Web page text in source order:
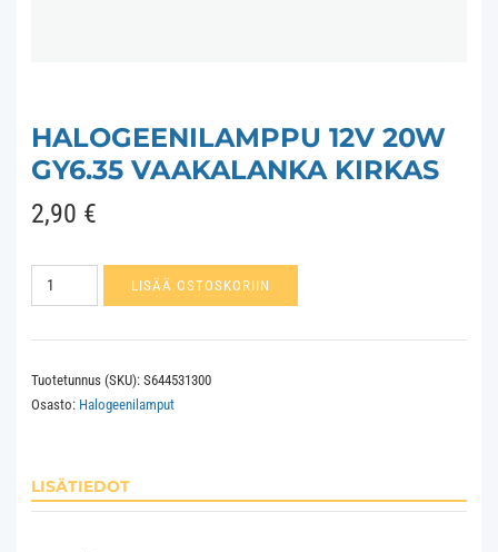
HALOGEENILAMPPU 12V 20W
GY6.35 VAAKALANKA KIRKAS
2,90 €
Halogeenilamppu
12V
vaakalanka
kirkas
LISÄÄ OSTOSKORIIN
Tuotetunnus (SKU): S644531300
Osasto: Halogeenilamput
LISÄTIEDOT